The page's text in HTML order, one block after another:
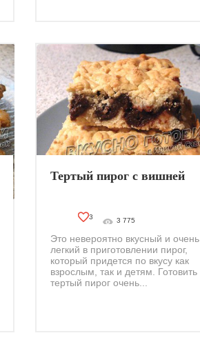
Тертый пирог с вишней
3 3 775
Это невероятно вкусный и очень
легкий в приготовлении пирог,
который придется по вкусу как
взрослым, так и детям. Готовить
тертый пирог очень...